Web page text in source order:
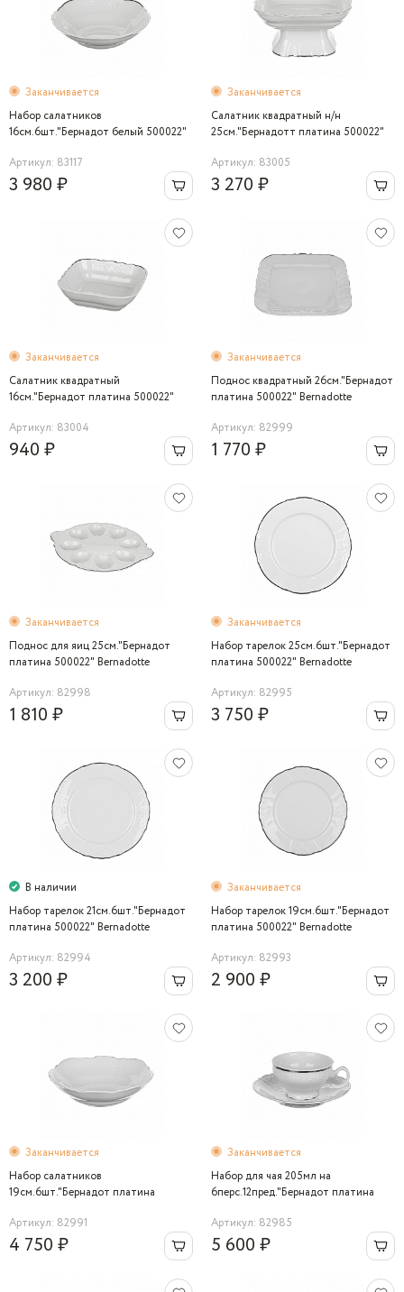
Заканчивается
Набор салатников
16см.6шт."Бернадот белый 500022"
Артикул: 83117
3 980 ₽
Заканчивается
Салатник квадратный н/н
25см."Бернадотт платина 500022"
Артикул: 83005
3 270 ₽
Заканчивается
Салатник квадратный
16см."Бернадот платина 500022"
Артикул: 83004
940 ₽
Заканчивается
Поднос квадратный 26см."Бернадот
платина 500022" Bernadotte
Артикул: 82999
1 770 ₽
Заканчивается
Поднос для яиц 25см."Бернадот
платина 500022" Bernadotte
Артикул: 82998
1 810 ₽
Заканчивается
Набор тарелок 25см.6шт."Бернадот
платина 500022" Bernadotte
Артикул: 82995
3 750 ₽
В наличии
Набор тарелок 21см.6шт."Бернадот
платина 500022" Bernadotte
Артикул: 82994
3 200 ₽
Заканчивается
Набор тарелок 19см.6шт."Бернадот
платина 500022" Bernadotte
Артикул: 82993
2 900 ₽
Заканчивается
Набор салатников
19см.6шт."Бернадот платина
Артикул: 82991
4 750 ₽
Заканчивается
Набор для чая 205мл на
6перс.12пред."Бернадот платина
Артикул: 82985
5 600 ₽